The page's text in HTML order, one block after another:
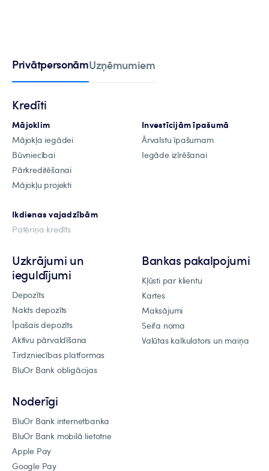
PrivātpersonāmUzņēmumiem
Kredīti
Mājoklim
Mājokļa iegādei
Būvniecībai
Pārkreditēšanai
Mājokļu projekti
Investīcijām īpašumā
Ārvalstu īpašumam
Iegāde izīrēšanai
Ikdienas vajadzībām
Patēriņa kredīts
Uzkrājumi un
ieguldījumi
Depozīts
Nakts depozīts
Īpašais depozīts
Aktīvu pārvaldīšana
Tirdzniecības platformas
BluOr Bank obligācijas
Bankas pakalpojumi
Kļūsti par klientu
Kartes
Maksājumi
Seifa noma
Valūtas kalkulators un maiņa
Noderīgi
BluOr Bank internetbanka
BluOr Bank mobilā lietotne
Apple Pay
Google Pay